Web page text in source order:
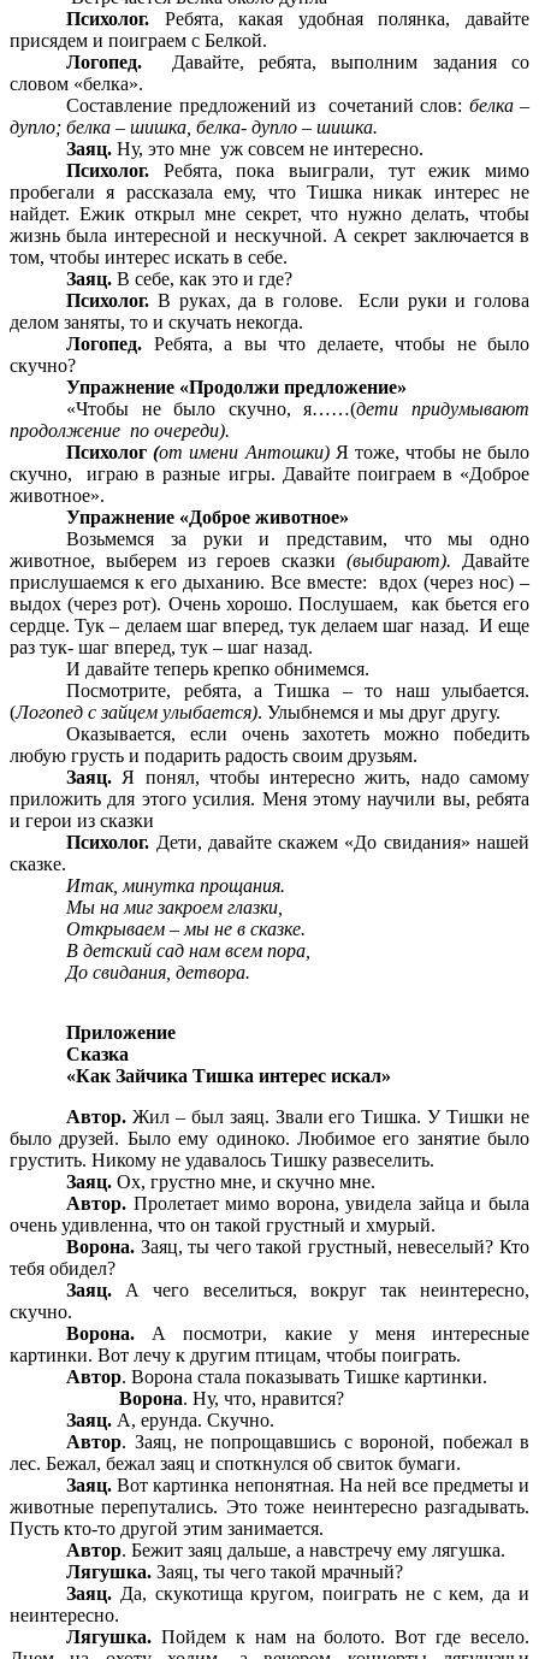
Психолог. Ребята, какая удобная полянка, давайте
присядем и поиграем с Белкой.
Логопед. Давайте, ребята, выполним задания со
словом «белка».
Составление предложений из сочетаний слов: белка –
дупло; белка – шишка, белка- дупло – шишка.
Заяц.Ну, это мне уж совсем не интересно.
Психолог. Ребята, пока выиграли, тут ежик мимо
пробегали я рассказала ему, что Тишка никак интерес не
найдет. Ежик открыл мне секрет, что нужно делать, чтобы
жизнь была интересной и нескучной. А секрет заключается в
том, чтобы интерес искать в себе.
Заяц.В себе, как это и где?
Психолог. В руках, да в голове. Если руки и голова
делом заняты, то и скучать некогда.
Логопед. Ребята, а вы что делаете, чтобы не было
скучно?
Упражнение «Продолжи предложение»
«Чтобы не было скучно, я……(дети придумывают
продолжение по очереди).
Психолог(от имени Антошки)Я тоже, чтобы не было
скучно, играю в разные игры. Давайте поиграем в «Доброе
животное».
Упражнение «Доброе животное»
Возьмемся за руки и представим, что мы одно
животное, выберем из героев сказки (выбирают). Давайте
прислушаемся к его дыханию. Все вместе: вдох (через нос) –
выдох (через рот). Очень хорошо. Послушаем, как бьется его
сердце. Тук – делаем шаг вперед, тук делаем шаг назад. И еще
раз тук- шаг вперед, тук – шаг назад.
И давайте теперь крепко обнимемся.
Посмотрите, ребята, а Тишка – то наш улыбается.
(Логопед с зайцем улыбается). Улыбнемся и мы друг другу.
Оказывается, если очень захотеть можно победить
любую грусть и подарить радость своим друзьям.
Заяц. Я понял, чтобы интересно жить, надо самому
приложить для этого усилия. Меня этому научили вы, ребята
и герои из сказки
Психолог. Дети, давайте скажем «До свидания» нашей
сказке.
Итак, минутка прощания.
Мы на миг закроем глазки,
Открываем – мы не в сказке.
В детский сад нам всем пора,
До свидания, детвора.
Приложение
Сказка
«Как Зайчика Тишка интерес искал»
Автор. Жил – был заяц. Звали его Тишка. У Тишки не
было друзей. Было ему одиноко. Любимое его занятие было
грустить. Никому не удавалось Тишку развеселить.
Заяц. Ох, грустно мне, и скучно мне.
Автор. Пролетает мимо ворона, увидела зайца и была
очень удивленна, что он такой грустный и хмурый.
Ворона. Заяц, ты чего такой грустный, невеселый? Кто
тебя обидел?
Заяц. А чего веселиться, вокруг так неинтересно,
скучно.
Ворона. А посмотри, какие у меня интересные
картинки. Вот лечу к другим птицам, чтобы поиграть.
Автор. Ворона стала показывать Тишке картинки.
Ворона. Ну, что, нравится?
Заяц. А, ерунда. Скучно.
Автор. Заяц, не попрощавшись с вороной, побежал в
лес. Бежал, бежал заяц и споткнулся об свиток бумаги.
Заяц.Вот картинка непонятная. На ней все предметы и
животные перепутались. Это тоже неинтересно разгадывать.
Пусть кто-то другой этим занимается.
Автор. Бежит заяц дальше, а навстречу ему лягушка.
Лягушка. Заяц, ты чего такой мрачный?
Заяц. Да, скукотища кругом, поиграть не с кем, да и
неинтересно.
Лягушка.Пойдем к нам на болото. Вот где весело.